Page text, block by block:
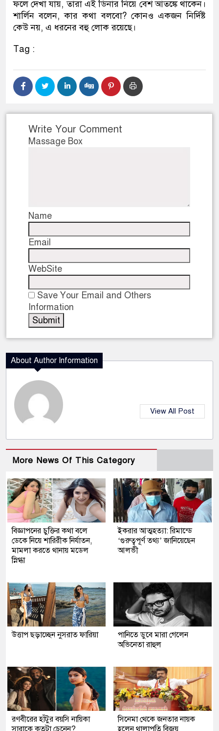
ফলে দেখা যায়, তারা এই ডিনার নিয়ে বেশ আতঙ্কে থাকেন।
শার্লিন বলেন, কার কথা বলবো? কোনও একজন নির্দিষ্ট
কেউ নয়, এ ধরনের বহু লোক রয়েছে।
Tag :
Write Your Comment
Massage Box
Name
Email
WebSite
Save Your Email and Others
Information
About Author Information
View All Post
More News Of This Category
বিজ্ঞাপনের চুক্তির কথা বলে
ডেকে নিয়ে শারিরীক নির্যাতন,
মামলা করতে থানায় মডেল
স্নিগ্ধা
ইকরার আত্মহত্যা: রিমান্ডে
‘গুরুত্বপূর্ণ তথ্য’ জানিয়েছেন
আলভী
উত্তাপ ছড়াচ্ছেন নুসরাত ফারিয়া
পানিতে ডুবে মারা গেলেন
অভিনেতা রাহুল
রণবীরের হাঁটুর বয়সি নায়িকা
সারাকে কতটা চেনেন?
সিনেমা থেকে জনতার নায়ক
হলেন থালাপতি বিজয়